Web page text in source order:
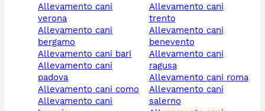
allevamento cani
verona
allevamento cani
bergamo
allevamento cani bari
allevamento cani
padova
allevamento cani como
allevamento cani
allevamento cani
trento
allevamento cani
benevento
allevamento cani
ragusa
allevamento cani roma
allevamento cani
salerno